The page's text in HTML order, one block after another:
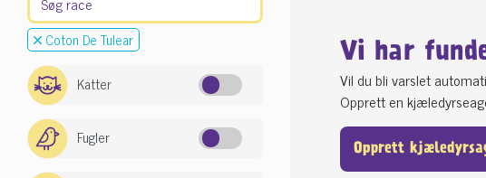
Coton De Tulear
Katter
Fugler
Vi har
Vil du bli varslet
Opprett en
Opprett